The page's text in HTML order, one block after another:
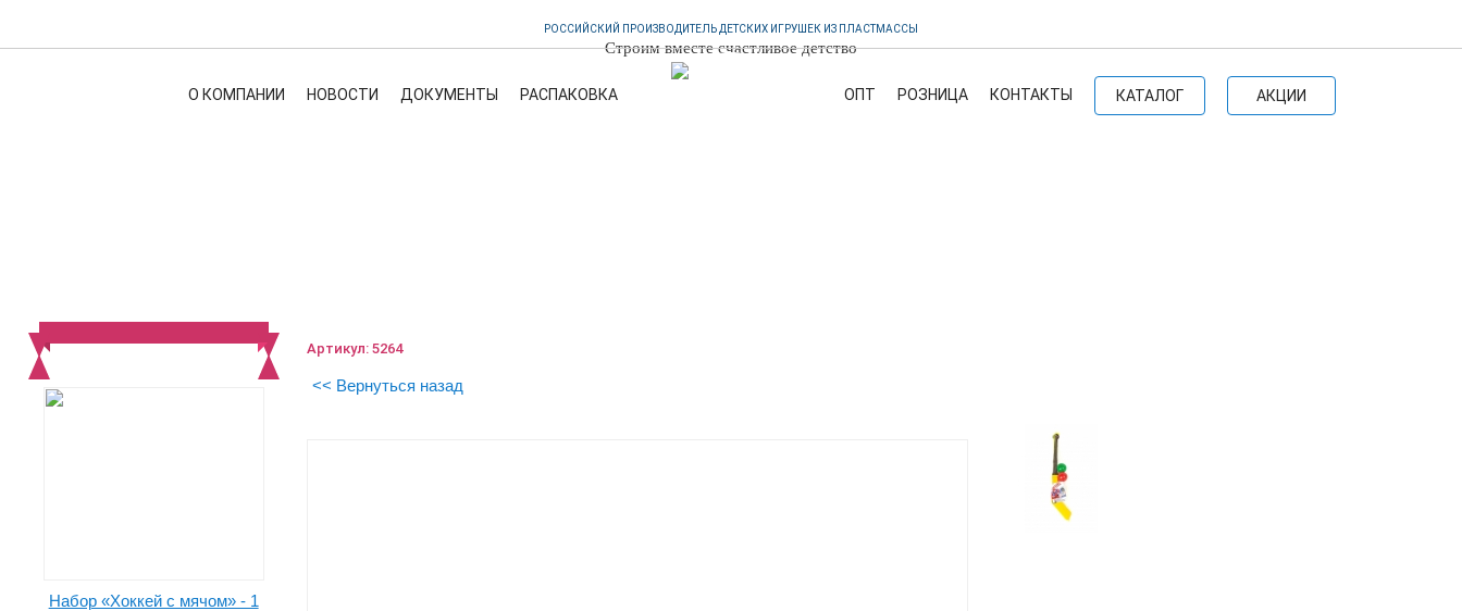
РОССИЙСКИЙ ПРОИЗВОДИТЕЛЬ ДЕТСКИХ ИГРУШЕК ИЗ ПЛАСТМАССЫ
Строим вместе счастливое детство
О КОМПАНИИ НОВОСТИ ДОКУМЕНТЫ РАСПАКОВКА OПТ PОЗНИЦА КОНТАКТЫ КАТАЛОГ АКЦИИ
Набор «Хоккей с мячом» - 1
Артикул: 5264
<< Вернуться назад